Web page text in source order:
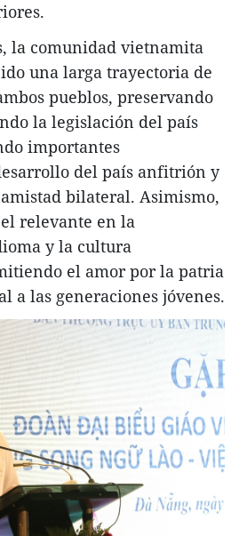
la comunidad vietnamita
una larga trayectoria de
pueblos, preservando
la legislación del país
importantes
del país anfitrión y
bilateral. Asimismo,
relevante en la
y la cultura
el amor por la patria
a las generaciones jóvenes.